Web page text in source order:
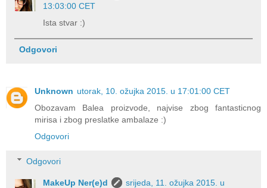
13:03:00 CET
Ista stvar :)
Odgovori
Unknown utorak, 10. ožujka 2015. u 17:01:00 CET
Obozavam Balea proizvode, najvise zbog fantasticnog
mirisa i zbog preslatke ambalaze :)
Odgovori
Odgovori
MakeUp Ner(e)d
srijeda, 11. ožujka 2015. u